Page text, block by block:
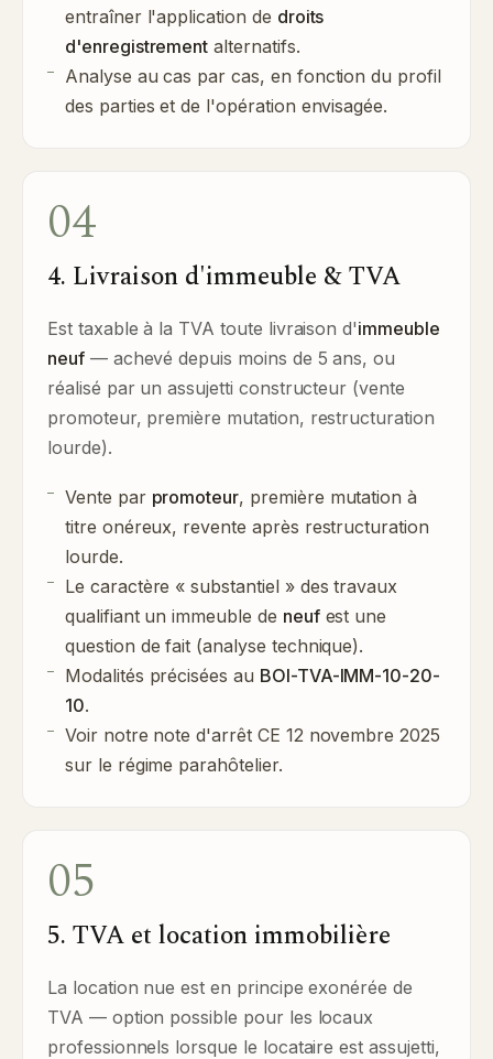
entraîner l'application de droits
d'enregistrement alternatifs.
Analyse au cas par cas, en fonction du profil
des parties et de l'opération envisagée.
04
4. Livraison d'immeuble & TVA
Est taxable à la TVA toute livraison d'immeuble
neuf— achevé depuis moins de 5 ans, ou
réalisé par un assujetti constructeur (vente
promoteur, première mutation, restructuration
lourde).
Vente par promoteur, première mutation à
titre onéreux, revente après restructuration
lourde.
Le caractère « substantiel » des travaux
qualifiant un immeuble de neufest une
question de fait (analyse technique).
Modalités précisées au BOI-TVA-IMM-10-20-
10.
Voir notre note d'arrêt CE 12 novembre 2025
sur le régime parahôtelier.
05
5. TVA et location immobilière
La location nue est en principe exonérée de
TVA — option possible pour les locaux
professionnels lorsque le locataire est assujetti,